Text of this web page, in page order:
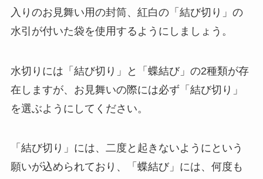
入りのお見舞い用の封筒、紅白の「結び切り」の
水引が付いた袋を使用するようにしましょう。
水切りには「結び切り」と「蝶結び」の2種類が存
在しますが、お見舞いの際には必ず「結び切り」
を選ぶようにしてください。
「結び切り」には、二度と起きないようにという
願いが込められており、「蝶結び」には、何度も